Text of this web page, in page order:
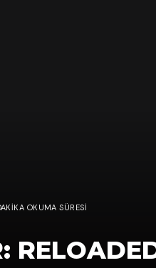
OKUMA SÜRESI